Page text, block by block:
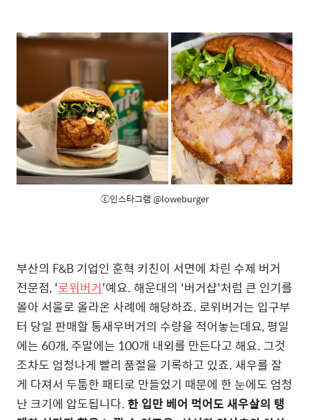
ⓒ인스타그램 @loweburger
부산의 F&B 기업인 훈혁 키친이 서면에 차린 수제 버거
전문점, '로위버거'예요. 해운대의 '버거샵'처럼 큰 인기를
몰아 서울로 올라온 사례에 해당하죠. 로위버거는 입구부
터 당일 판매할 통새우버거의 수량을 적어놓는데요, 평일
에는 60개, 주말에는 100개 내외를 만든다고 해요. 그것
조차도 엄청나게 빨리 품절을 기록하고 있죠. 새우를 잘
게 다져서 두툼한 패티로 만들었기 때문에 한 눈에도 엄청
난 크기에 압도됩니다.한 입만 베어 먹어도 새우살의 탱